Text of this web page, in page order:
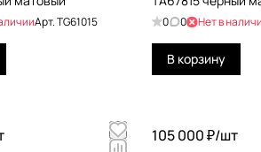
Арт.TG61015 0 0 Нет в
В корзину
105 000 ₽/шт